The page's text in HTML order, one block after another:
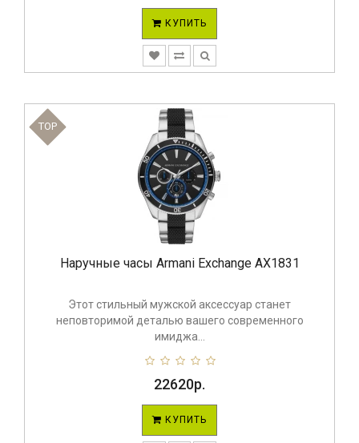
КУПИТЬ
TOP
Наручные часы Armani Exchange AX1831
Этот стильный мужской аксессуар станет
неповторимой деталью вашего современного
имиджа...
22620р.
КУПИТЬ